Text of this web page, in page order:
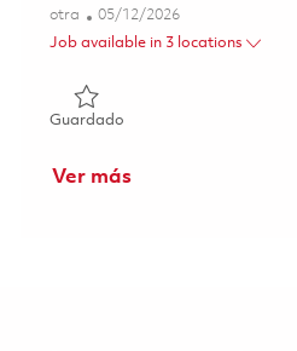
Categoría
otra Posted Date
05/12/2026
Job available in 3 locations
GuardadoGuardado Principal
Ver más